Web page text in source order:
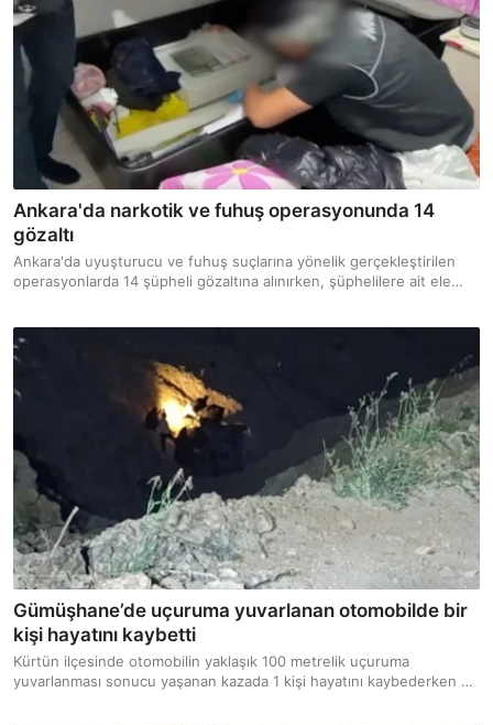
Ankara'da narkotik ve fuhuş operasyonunda 14
gözaltı
Ankara'da uyuşturucu ve fuhuş suçlarına yönelik gerçekleştirilen
operasyonlarda 14 şüpheli gözaltına alınırken, şüphelilere ait ele
Gümüşhane’de uçuruma yuvarlanan otomobilde bir
kişi hayatını kaybetti
Kürtün ilçesinde otomobilin yaklaşık 100 metrelik uçuruma
yuvarlanması sonucu yaşanan kazada 1 kişi hayatını kaybederken 2